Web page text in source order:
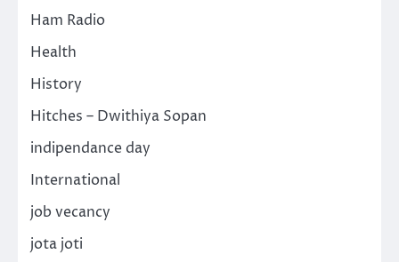
Ham Radio
Health
History
Hitches – Dwithiya Sopan
indipendance day
International
job vecancy
jota joti